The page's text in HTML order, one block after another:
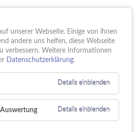
bei der PUMPENoase!
unserer Webseite. Einige von ihnen
andere uns helfen, diese Webseite
verbessern. Weitere Informationen
Datenschutzerklärung.
Details einblenden
Details einblenden